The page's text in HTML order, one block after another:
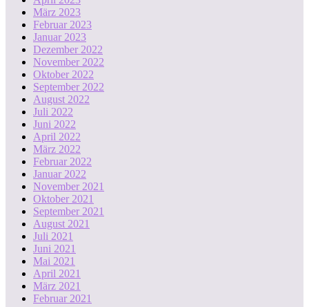
März 2023
Februar 2023
Januar 2023
Dezember 2022
November 2022
Oktober 2022
September 2022
August 2022
Juli 2022
Juni 2022
April 2022
März 2022
Februar 2022
Januar 2022
November 2021
Oktober 2021
September 2021
August 2021
Juli 2021
Juni 2021
Mai 2021
April 2021
März 2021
Februar 2021